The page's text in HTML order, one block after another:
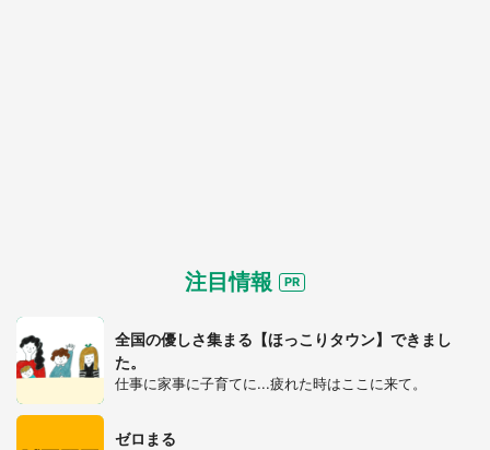
注目情報
全国の優しさ集まる【ほっこりタウン】できまし
た。
仕事に家事に子育てに...疲れた時はここに来て。
ゼロまる